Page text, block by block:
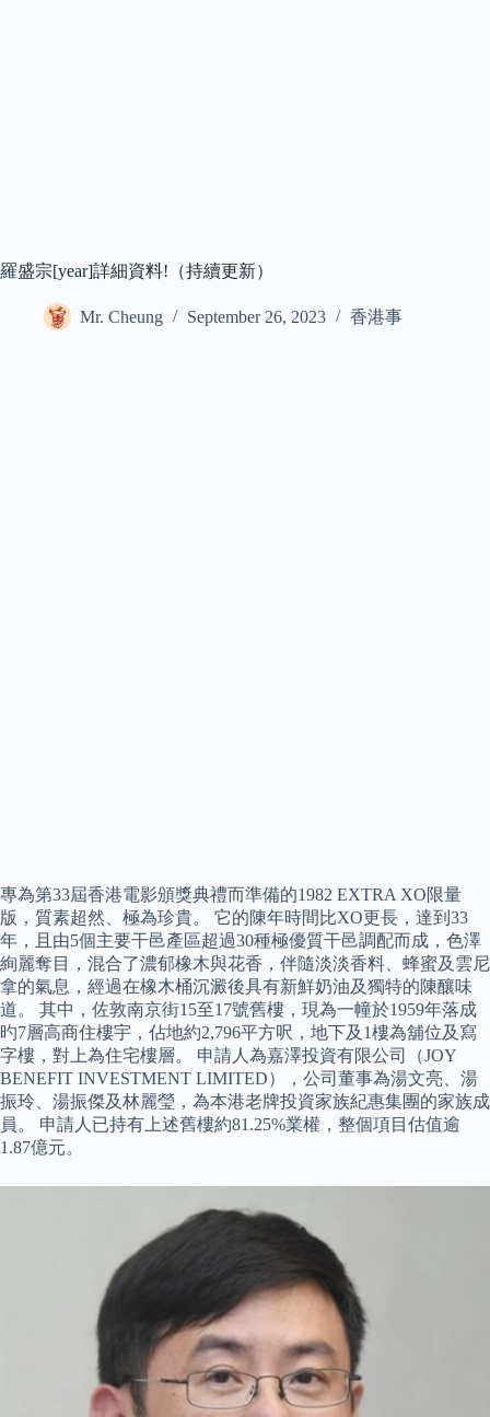
羅盛宗[year]詳細資料!（持續更新）
Mr. Cheung September 26, 2023 香港事
專為第33屆香港電影頒獎典禮而準備的1982 EXTRA XO限量
版，質素超然、極為珍貴。 它的陳年時間比XO更長，達到33
年，且由5個主要干邑產區超過30種極優質干邑調配而成，色澤
絢麗奪目，混合了濃郁橡木與花香，伴隨淡淡香料、蜂蜜及雲尼
拿的氣息，經過在橡木桶沉澱後具有新鮮奶油及獨特的陳釀味
道。 其中，佐敦南京街15至17號舊樓，現為一幢於1959年落成
旳7層高商住樓宇，佔地約2,796平方呎，地下及1樓為舖位及寫
字樓，對上為住宅樓層。 申請人為嘉澤投資有限公司（JOY
BENEFIT INVESTMENT LIMITED），公司董事為湯文亮、湯
振玲、湯振傑及林麗瑩，為本港老牌投資家族紀惠集團的家族成
員。 申請人已持有上述舊樓約81.25%業權，整個項目估值逾
1.87億元。